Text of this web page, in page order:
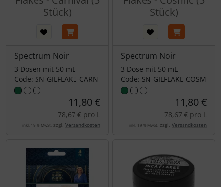
Stück)
Spectrum Noir
3 Dosen mit 50 mL
Code: SN-GILFLAKE-CARN
11,80 €
78,67 € pro L
inkl. 19 % MwSt. zzgl. Versandkosten
Stück)
Spectrum Noir
3 Dose mit 50 mL
Code: SN-GILFLAKE-COSM
11,80 €
78,67 € pro L
inkl. 19 % MwSt. zzgl. Versandkosten